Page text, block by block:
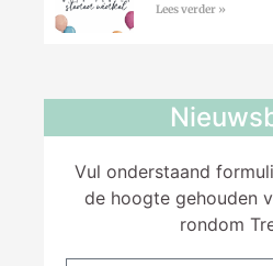
Lees verder »
Vul onderstaand
de hoogte gehouden
rondom